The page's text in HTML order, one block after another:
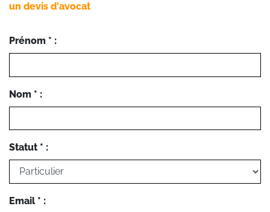
un devis d'avocat
Prénom * :
Nom * :
Statut * :
Email * :